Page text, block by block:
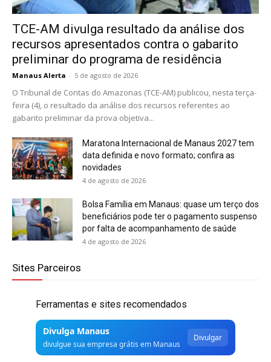
TCE-AM divulga resultado da análise dos
recursos apresentados contra o gabarito
preliminar do programa de residência
Manaus Alerta - 5 de agosto de 2026
O Tribunal de Contas do Amazonas (TCE-AM) publicou, nesta terça-
feira (4), o resultado da análise dos recursos referentes ao
gabarito preliminar da prova objetiva...
Maratona Internacional de Manaus 2027 tem
data definida e novo formato; confira as
novidades
4 de agosto de 2026
Bolsa Família em Manaus: quase um terço dos
beneficiários pode ter o pagamento suspenso
por falta de acompanhamento de saúde
4 de agosto de 2026
Sites Parceiros
Ferramentas e sites recomendados
Divulga Manaus
divulgue sua empresa grátis em Manaus
Divulgar